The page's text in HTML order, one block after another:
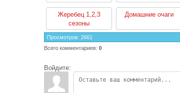
Жеребец 1,2,3
сезоны
Домашние очаги
Просмотров: 2661
Всего комментариев: 0
Войдите: